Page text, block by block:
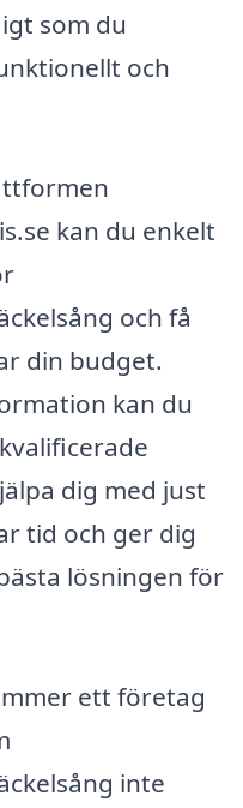
som du
och
kan du enkelt
och få
din budget.
kan du
dig med just
tid och ger dig
lösningen för
ett företag
inte